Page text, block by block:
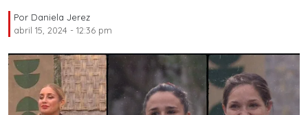
Por Daniela Jerez
abril 15, 2024 - 12:36 pm